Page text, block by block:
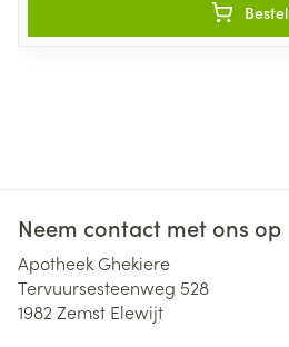
Bestel
Neem contact met ons op
Apotheek Ghekiere
Tervuursesteenweg 528
1982 Zemst Elewijt